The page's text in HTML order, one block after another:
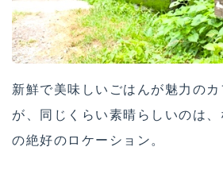
新鮮で美味しいごはんが魅力の
が、同じくらい素晴らしいのは
の絶好のロケーション。